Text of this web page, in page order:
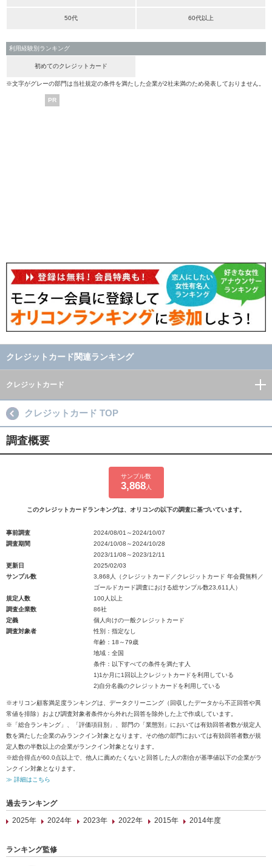
50代 60代以上
利用経験別ランキング
初めてのクレジットカード
※文字がグレーの部門は当社規定の条件を満たした企業が2社未満のため発表しておりません。
PR
クレジットカード関連ランキング
クレジットカード
クレジットカード TOP
調査概要
サンプル数
3,868人
このクレジットカードランキングは、オリコンの以下の調査に基づいています。
事前調査
2024/08/01～2024/10/07
調査期間
2024/10/08～2024/10/28
2023/11/08～2023/12/11
更新日
2025/02/03
サンプル数
3,868人（クレジットカード／クレジットカード 年会費無料／
ゴールドカード調査における総サンプル数23,611人）
規定人数
100人以上
調査企業数
86社
定義
個人向けの一般クレジットカード
調査対象者
性別：指定なし
年齢：18～79歳
地域：全国
条件：以下すべての条件を満たす人
1)1か月に1回以上クレジットカードを利用している
2)自分名義のクレジットカードを利用している
※オリコン顧客満足度ランキングは、データクリーニング（回収したデータから不正回答や異
常値を排除）および調査対象者条件から外れた回答を除外した上で作成しています。
※「総合ランキング」、「評価項目別」、部門の「業態別」においては有効回答者数が規定人
数を満たした企業のみランクイン対象となります。その他の部門においては有効回答者数が規
定人数の半数以上の企業がランクイン対象となります。
※総合得点が60.0点以上で、他人に薦めたくないと回答した人の割合が基準値以下の企業がラ
ンクイン対象となります。
≫ 詳細はこちら
過去ランキング
2025年
2024年 2023年 2022年 2015年 2014年度
ランキング監修